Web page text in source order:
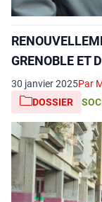
GRENOBLE ET
30 janvier 2025Par
DOSSIER